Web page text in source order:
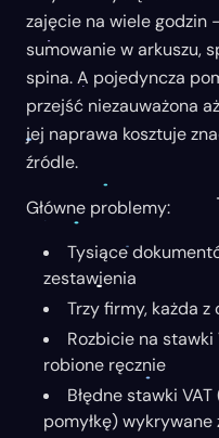
zajęcie na wiele godzin
sumowanie w arkuszu,
spina. A pojedyncza
przejść niezauważona
jej naprawa kosztuje
źródle.
Główne problemy:
Tysiące
zestawienia
Trzy firmy, każda
Rozbicie na
robione ręcznie
Błędne stawki
pomyłkę) wykrywane